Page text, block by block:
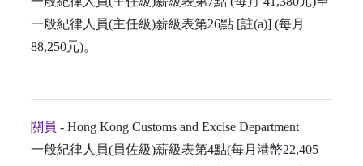
一般紀律人員(主任級)薪級表第26點 [註(a)] (每月
88,250元)。
關員 - Hong Kong Customs and Excise Department
一般紀律人員(員佐級)薪級表第4點(每月港幣22,405